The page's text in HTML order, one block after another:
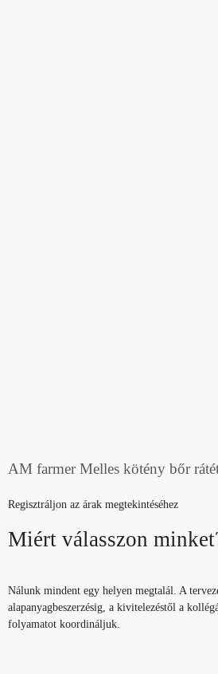
AM farmer Melles kötény bőr
Regisztráljon az árak megtekintéséhez
Miért válasszon
Nálunk mindent egy helyen megtalál. A
alapanyagbeszerzésig, a kivitelezéstől a
folyamatot koordináljuk.